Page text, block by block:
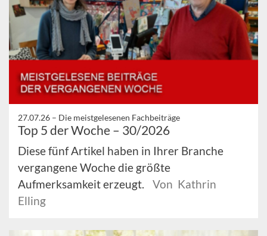
27.07.26 – Die meistgelesenen Fachbeiträge
Top 5 der Woche – 30/2026
Diese fünf Artikel haben in Ihrer Branche
vergangene Woche die größte
Aufmerksamkeit erzeugt.
Von Kathrin
Elling